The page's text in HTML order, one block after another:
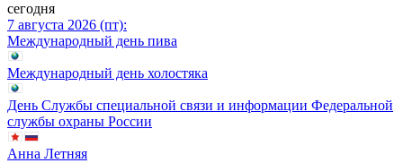
сегодня
7 августа 2026 (пт):
Международный день пива
Международный день холостяка
День Службы специальной связи и информации Федеральной
службы охраны России
Анна Летняя